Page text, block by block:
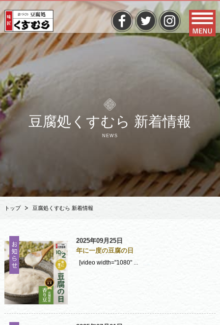
豆腐処くすむら 新着情報
NEWS
トップ 豆腐処くすむら 新着情報
2025年09月25日
年に一度の豆腐の日
[video width="1080" ...